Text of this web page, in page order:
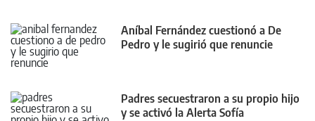
Aníbal Fernández cuestionó a De
Pedro y le sugirió que renuncie
Padres secuestraron a su propio hijo
y se activó la Alerta Sofía